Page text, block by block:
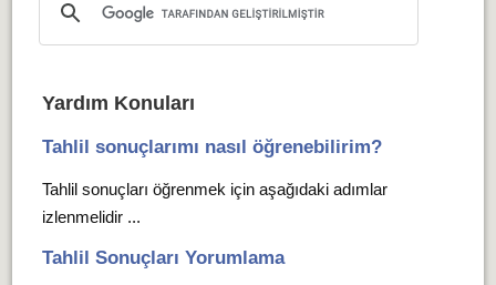
Yardım Konuları
Tahlil sonuçlarımı nasıl öğrenebilirim?
Tahlil sonuçları öğrenmek için aşağıdaki adımlar
izlenmelidir ...
Tahlil Sonuçları Yorumlama